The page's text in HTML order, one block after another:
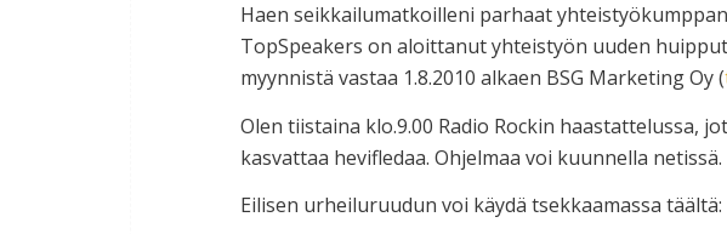
Haen seikkailumatkoilleni parhaat
TopSpeakers on aloittanut yhteistyön uuden
myynnistä vastaa 1.8.2010 alkaen BSG Marketing Oy (
Olen tiistaina klo.9.00 Radio Rockin haastattelussa,
kasvattaa hevifledaa. Ohjelmaa voi kuunnella netissä.
Eilisen urheiluruudun voi käydä tsekkaamassa täältä: